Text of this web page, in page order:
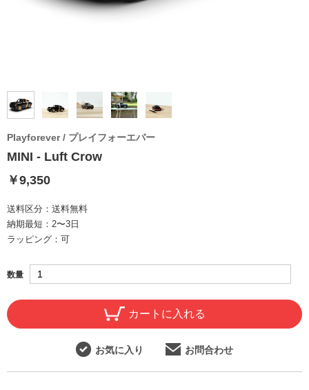
Playforever / プレイフォーエバー
MINI - Luft Crow
￥9,350
送料区分： 送料無料
納期最短： 2〜3日
ラッピング： 可
数量
カートに入れる
お気に入り お問合わせ